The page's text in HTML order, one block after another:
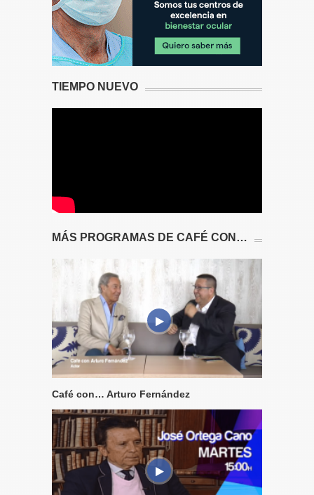
TIEMPO NUEVO
MÁS PROGRAMAS DE CAFÉ CON…
Café con… Arturo Fernández